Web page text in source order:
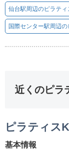
仙台駅周辺のピラティ
国際センター駅周辺の
近くのピラ
ピラティス
基本情報